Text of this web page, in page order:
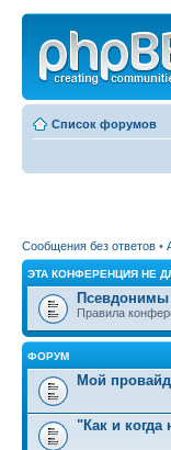
Список форумов
Сообщения без ответов •
ЭТА КОНФЕРЕНЦИЯ НЕ
Псевдонимы
Правила
ФОРУМ
Мой
"Как и